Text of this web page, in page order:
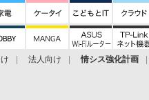
法人向け
情シス強化計画